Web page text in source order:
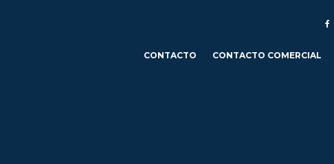
CONTACTO CONTACTO COMERCIAL